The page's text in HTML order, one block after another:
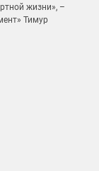
жизни», –
Тимур